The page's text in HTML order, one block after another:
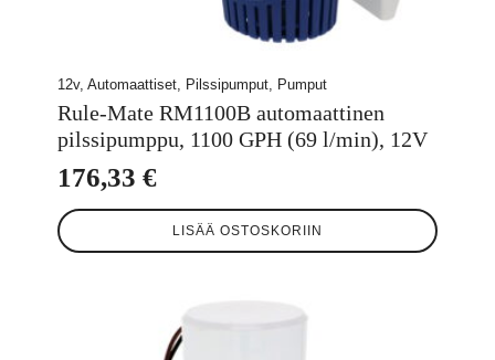
12v, Automaattiset, Pilssipumput, Pumput
Rule-Mate RM1100B automaattinen
pilssipumppu, 1100 GPH (69 l/min), 12V
176,33 €
LISÄÄ OSTOSKORIIN